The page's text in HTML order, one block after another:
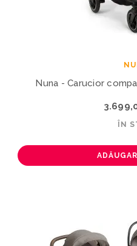
Nuna - Carucior
ÎN